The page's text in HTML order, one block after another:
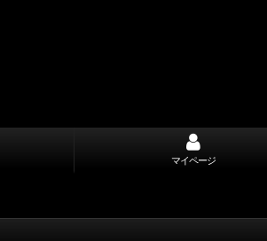
マイページ